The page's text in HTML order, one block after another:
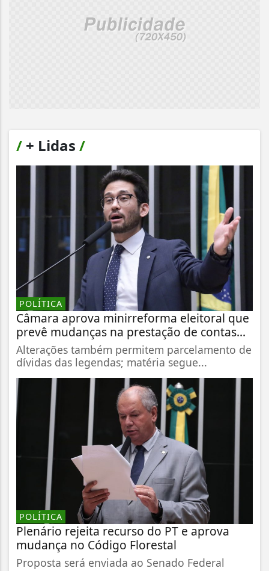
/ + Lidas /
POLÍTICA
Câmara aprova minirreforma eleitoral que
prevê mudanças na prestação de contas...
Alterações também permitem parcelamento de
dívidas das legendas; matéria segue...
POLÍTICA
Plenário rejeita recurso do PT e aprova
mudança no Código Florestal
Proposta será enviada ao Senado Federal